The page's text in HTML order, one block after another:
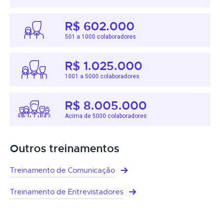
R$ 602.000
501 a 1000 colaboradores
R$ 1.025.000
1001 a 5000 colaboradores
R$ 8.005.000
Acima de 5000 colaboradores
Outros treinamentos
Treinamento de Comunicação
Treinamento de Entrevistadores